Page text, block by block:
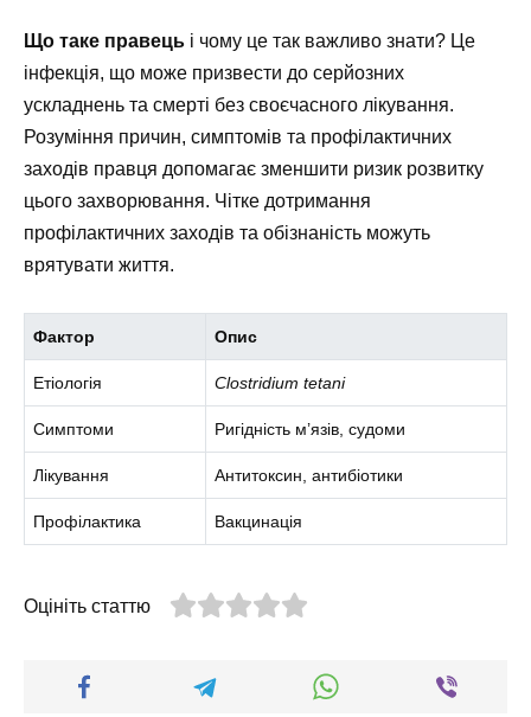
Що таке правець і чому це так важливо знати? Це
інфекція, що може призвести до серйозних
ускладнень та смерті без своєчасного лікування.
Розуміння причин, симптомів та профілактичних
заходів правця допомагає зменшити ризик розвитку
цього захворювання. Чітке дотримання
профілактичних заходів та обізнаність можуть
врятувати життя.
Фактор Опис
Етіологія Clostridium tetani
Симптоми Ригідність м’язів, судоми
Лікування Антитоксин, антибіотики
Профілактика Вакцинація
Оцініть статтю